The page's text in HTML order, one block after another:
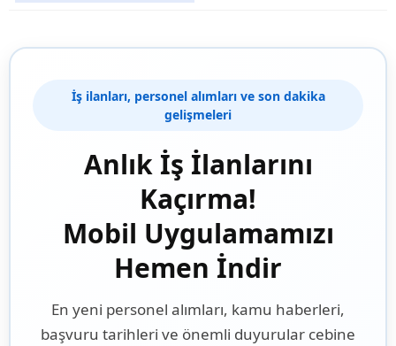
İş ilanları, personel alımları ve son dakika
gelişmeleri
Anlık İş İlanlarını
Kaçırma!
Mobil Uygulamamızı
Hemen İndir
En yeni personel alımları, kamu haberleri,
başvuru tarihleri ve önemli duyurular cebine